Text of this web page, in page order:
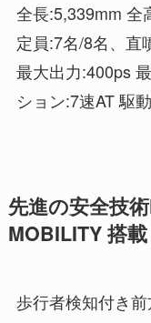
全長:5,339mm 全
定員:7名/8名、直
最大出力:400ps
ション:7速AT 駆
先進の安全技
MOBILITY 搭載
歩行者検知付き